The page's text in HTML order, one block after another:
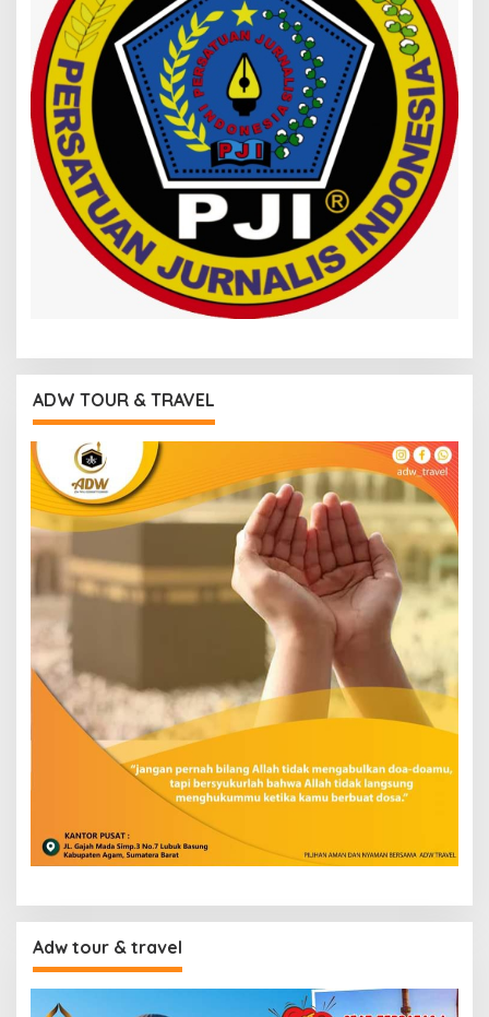
ADW TOUR & TRAVEL
Adw tour & travel